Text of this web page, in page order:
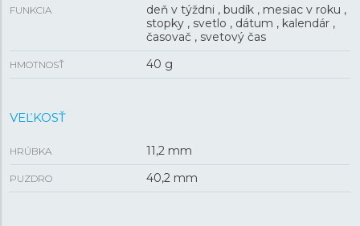
FUNKCIA
deň v týždni , budík , mesiac v roku ,
stopky , svetlo , dátum , kalendár ,
časovač , svetový čas
HMOTNOSŤ 40 g
VEĽKOSŤ
HRÚBKA 11,2 mm
PUZDRO 40,2 mm